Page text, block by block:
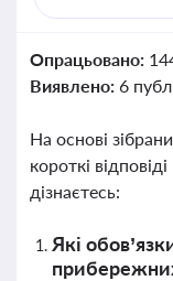
Опрацьовано:
Виявлено: 6
На основі
короткі
дізнаєтесь:
Які